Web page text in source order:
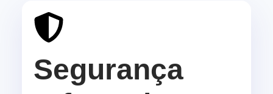
Segurança